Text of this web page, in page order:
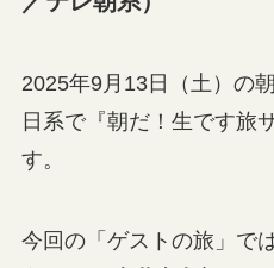
2025年9月13日（土）の
日系で『朝だ！生です旅
す。
今回の「ゲストの旅」で